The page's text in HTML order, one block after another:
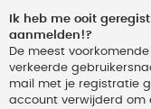
Ik heb me ooit
aanmelden!?
De meest
verkeerde
mail met je registratie
account verwijderd om